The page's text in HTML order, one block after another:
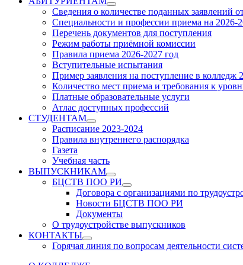
Show
sub
menu
Сведения о количестве поданных заявлений
Специальности и профессии приема на 2026-
Перечень документов для поступления
Режим работы приёмной комиссии
Правила приема 2026-2027 год
Вступительные испытания
Пример заявления на поступление в колледж
Количество мест приема и требования к
Платные образовательные услуги
Атлас доступных профессий
СТУДЕНТАМ
Show
sub
menu
Расписание 2023-2024
Правила внутреннего распорядка
Газета
Учебная часть
ВЫПУСКНИКАМ
Show
sub
menu
БЦСТВ ПОО РИ
Show
sub
menu
Договора с организациями по
Новости БЦСТВ ПОО РИ
Документы
О трудоустройстве выпускников
КОНТАКТЫ
Show
sub
Горячая линия по вопросам деятельности